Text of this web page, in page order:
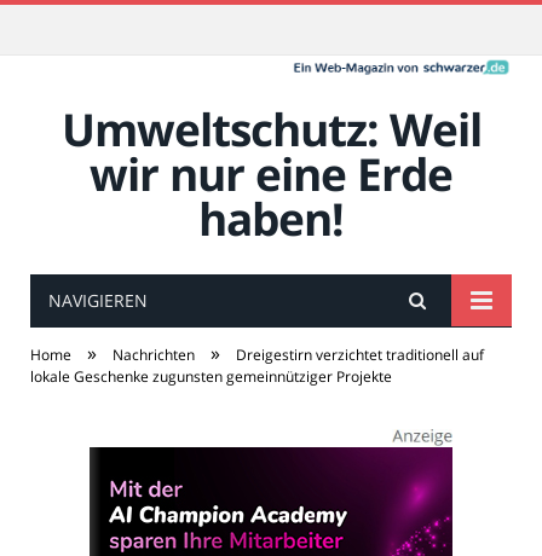
Umweltschutz: Weil
wir nur eine Erde
haben!
NAVIGIEREN
Home » Nachrichten »
Dreigestirn verzichtet traditionell auf
lokale Geschenke zugunsten gemeinnütziger Projekte